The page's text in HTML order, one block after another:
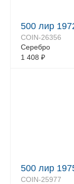
500 лир
COIN-26356
Серебро
1 408 ₽
500 лир
COIN-25977